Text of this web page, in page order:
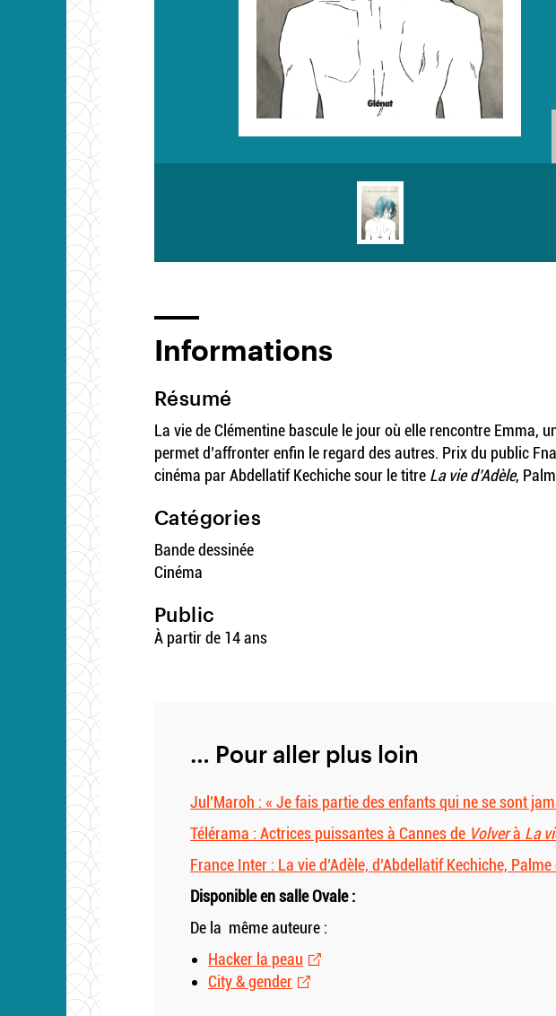
Informations
Résumé
La vie de Clémentine bascule le jour où elle rencontre Emma,
permet d’affronter enfin le regard des autres. Prix du public
cinéma par Abdellatif Kechiche sour le titre La vie d’Adèle,
Catégories
Bande dessinée
Cinéma
Public
À partir de 14 ans
… Pour aller plus loin
Jul’Maroh : « Je fais partie des enfants qui ne se sont
Télérama : Actrices puissantes à Cannes de Volverà La
France Inter : La vie d’Adèle, d’Abdellatif Kechiche,
Disponible en salle Ovale :
De la même auteure :
Hacker la peau
City&gender